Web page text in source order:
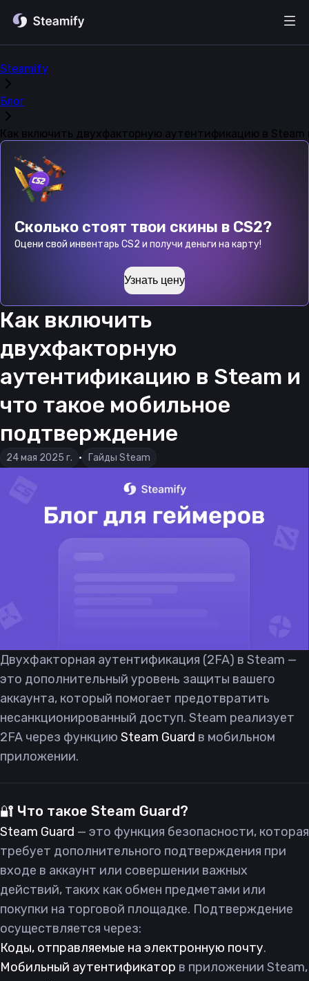
Steamify
Блог
Как включить двухфакторную аутентификацию в
Сколько стоят твои скины в CS2?
Оцени свой инвентарь CS2 и получи деньги на карту!
Узнать цену
Как включить
двухфакторную
аутентификацию в Steam и
что такое мобильное
подтверждение
24 мая 2025 г. • Гайды Steam
Двухфакторная аутентификация (2FA) в Steam —
это дополнительный уровень защиты вашего
аккаунта, который помогает предотвратить
несанкционированный доступ. Steam реализует
2FA через функцию Steam Guard в мобильном
приложении.
🔐 Что такое Steam Guard?
Steam Guard — это функция безопасности, которая
требует дополнительного подтверждения при
входе в аккаунт или совершении важных
действий, таких как обмен предметами или
покупки на торговой площадке. Подтверждение
осуществляется через:
Коды, отправляемые на электронную почту.
Мобильный аутентификатор в приложении Steam,